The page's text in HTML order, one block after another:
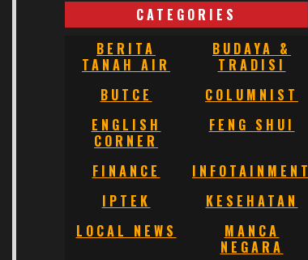
CATEGORIES
BERITA
TANAH AIR
BUDAYA &
TRADISI
BUTCE
COLUMNIST
ENGLISH
CORNER
FENG SHUI
FINANCE
INFOTAINMENT
IPTEK
KESEHATAN
LOCAL NEWS
MANCA
NEGARA